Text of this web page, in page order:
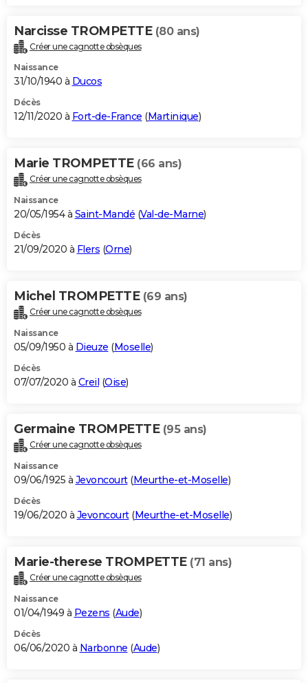
Narcisse TROMPETTE (80 ans)
Créer une cagnotte obsèques
Naissance
31/10/1940 à Ducos
Décès
12/11/2020 à Fort-de-France (Martinique)
Marie TROMPETTE (66 ans)
Créer une cagnotte obsèques
Naissance
20/05/1954 à Saint-Mandé (Val-de-Marne)
Décès
21/09/2020 à Flers (Orne)
Michel TROMPETTE (69 ans)
Créer une cagnotte obsèques
Naissance
05/09/1950 à Dieuze (Moselle)
Décès
07/07/2020 à Creil (Oise)
Germaine TROMPETTE (95 ans)
Créer une cagnotte obsèques
Naissance
09/06/1925 à Jevoncourt(Meurthe-et-Moselle)
Décès
19/06/2020 à Jevoncourt(Meurthe-et-Moselle)
Marie-therese TROMPETTE (71 ans)
Créer une cagnotte obsèques
Naissance
01/04/1949 à Pezens (Aude)
Décès
06/06/2020 à Narbonne (Aude)